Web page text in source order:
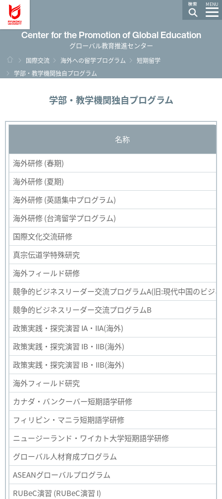
MENU
Center for the Promotion of Global Education
グローバル教育推進センター
HOME
国際交流 海外への留学プログラム
短期留学
学部・教学機関独自プログラム
学部・教学機関独自プログラム
名称
海外研修 (春期)
海外研修 (夏期)
海外研修 (英語集中プログラム)
海外研修 (台湾留学プログラム)
国際文化交流研修
真宗伝道学特殊研究
海外フィールド研修
競争的ビジネスリーダー交流プログラムA(旧:現代中国のビジ
競争的ビジネスリーダー交流プログラムB
政策実践・探究演習 IA・IIA(海外)
政策実践・探究演習 IB・IIB(海外)
政策実践・探究演習 IB・IIB(海外)
海外フィールド研究
カナダ・バンクーバー短期語学研修
フィリピン・マニラ短期語学研修
ニュージーランド・ワイカト大学短期語学研修
グローバル人材育成プログラム
ASEANグローバルプログラム
RUBeC演習 (RUBeC演習 I)